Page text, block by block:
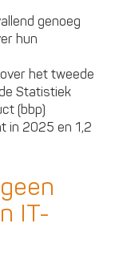
genoeg
hun
het tweede
Statistiek
(bbp)
in 2025 en 1,2
IT-